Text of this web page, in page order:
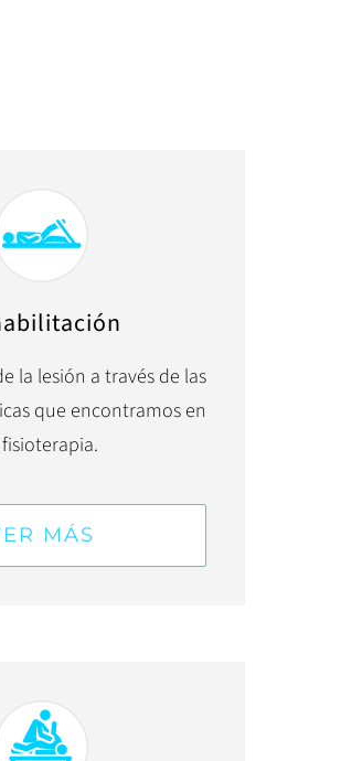
la lesión a través de las
que encontramos en
MÁS